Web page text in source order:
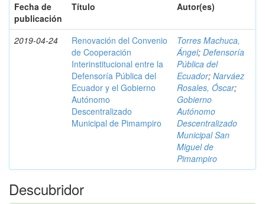
Fecha de
publicación
Título Autor(es)
2019-04-24
Renovación del Convenio
de Cooperación
Interinstitucional entre la
Defensoría Pública del
Ecuador y el Gobierno
Autónomo
Descentralizado
Municipal de Pimampiro
Torres Machuca,
Ángel; Defensoría
Pública del
Ecuador; Narváez
Rosales, Óscar;
Gobierno
Autónomo
Descentralizado
Municipal San
Miguel de
Pimampiro
Descubridor